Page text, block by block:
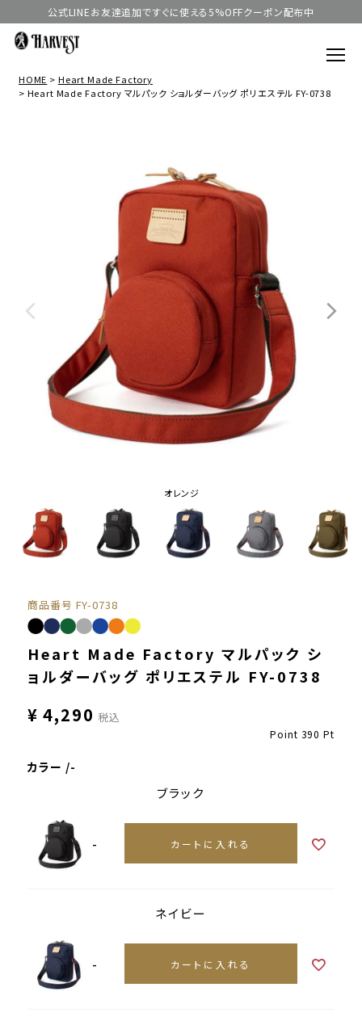
公式LINEお友達追加ですぐに使える5%OFFクーポン配布中
HOME
Heart Made Factory
Heart Made Factory マルパック ショルダーバッグ ポリエステル FY-0738
オレンジ
商品番号 FY-0738
Heart Made Factory マルパック シ
ョルダーバッグ ポリエステル FY-0738
¥ 4,290 税込
Point 390 Pt
カラー -
ブラック
- カートに入れる
ネイビー
- カートに入れる